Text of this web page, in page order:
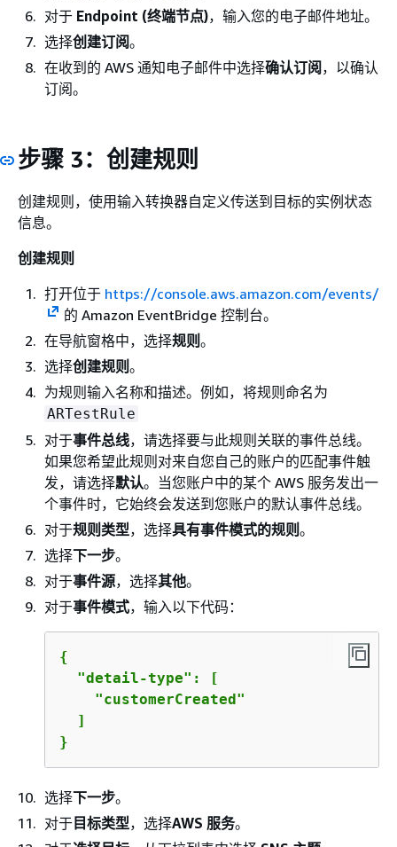
对于 Endpoint (终端节点)，输入您的电子邮件地址。
选择创建订阅。
在收到的 AWS 通知电子邮件中选择确认订阅 ，以确认
订阅。
步骤 3：创建规则
创建规则，使用输入转换器自定义传送到目标的实例状态
信息。
创建规则
打开位于 https://console.aws.amazon.com/events/
的 Amazon EventBridge 控制台。
在导航窗格中，选择规则。
选择创建规则。
为规则输入名称和描述。例如，将规则命名为
ARTestRule
对于事件总线，请选择要与此规则关联的事件总线。
如果您希望此规则对来自您自己的账户的匹配事件触
发，请选择默认。当您账户中的某个 AWS 服务发出一
个事件时，它始终会发送到您账户的默认事件总线。
对于规则类型，选择具有事件模式的规则。
选择下一步。
对于事件源，选择其他。
对于事件模式，输入以下代码：
{
  "detail-type": [
    "customerCreated"
  ]
}
选择下一步。
对于目标类型，选择AWS 服务。